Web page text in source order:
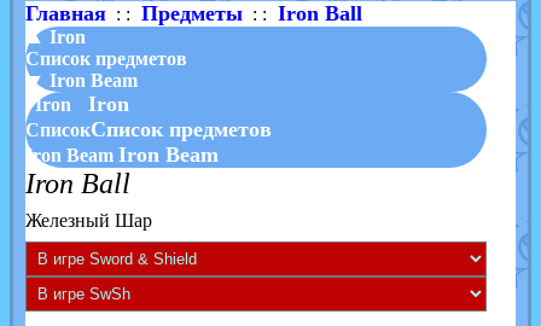
Главная: : Предметы: : Iron Ball
▲ Iron
Список предметов
▼ Iron Beam
Iron
Iron
СписокСписок предметов
Iron Beam Iron Beam
Iron Ball
Железный Шар